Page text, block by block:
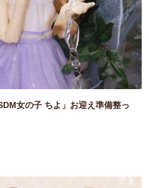
女の子 ちよ」お迎え準備整っ